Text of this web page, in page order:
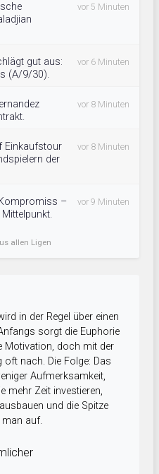
vor 5 Minuten
gut aus:
(A/9/30).
vor 6 Minuten
vor 8 Minuten
Einkaufstour
der
vor 8 Minuten
–
vor 9 Minuten
allen Ligen
in der Regel über einen
sorgt die Euphorie
Motivation, doch mit der
oft nach. Die Folge: Das
Aufmerksamkeit,
mehr Zeit investieren,
und die Spitze
man auf.